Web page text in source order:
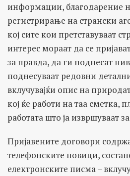
информации, благодарение
регистрирање на странски
кој сите кои претставуваат
интерес мораат да се
за правда, да ги поднесат
поднесуваат редовни
вклучувајќи опис на
кој ќе работи на таа сметка,
работата што ја извршуваат
Пријавените договори
телефонските повици,
електронските писма –